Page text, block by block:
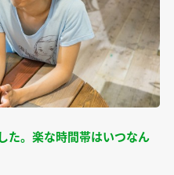
。楽な時間帯はいつなん